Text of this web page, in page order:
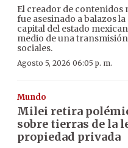
El creador de contenidos
fue asesinado a balazos
capital del estado
medio de una
sociales.
Agosto 5, 2026 06:05 p. m.
Mundo
Milei retira
sobre tierras de la
propiedad privada